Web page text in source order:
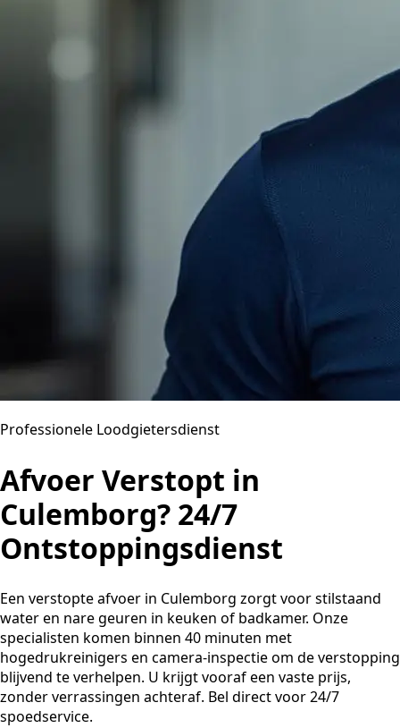
Professionele Loodgietersdienst
Afvoer Verstopt in
Culemborg? 24/7
Ontstoppingsdienst
Een verstopte afvoer in Culemborg zorgt voor stilstaand
water en nare geuren in keuken of badkamer. Onze
specialisten komen binnen 40 minuten met
hogedrukreinigers en camera-inspectie om de verstopping
blijvend te verhelpen. U krijgt vooraf een vaste prijs,
zonder verrassingen achteraf. Bel direct voor 24/7
spoedservice.